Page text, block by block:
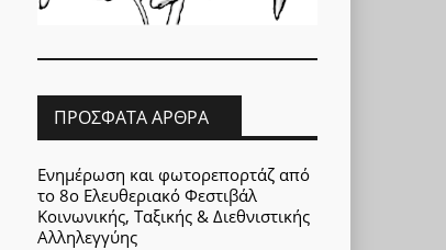
ΠΡΌΣΦΑΤΑ ΆΡΘΡΑ
Ενημέρωση και φωτορεπορτάζ από
το 8ο Ελευθεριακό Φεστιβάλ
Κοινωνικής, Ταξικής & Διεθνιστικής
Αλληλεγγύης